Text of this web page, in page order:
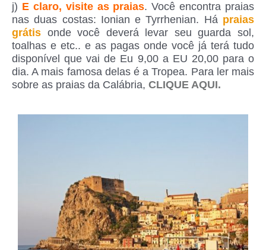
j) E claro, visite as praias. Você encontra praias
nas duas costas: Ionian e Tyrrhenian. Há praias
grátis onde você deverá levar seu guarda sol,
toalhas e etc.. e as pagas onde você já terá tudo
disponível que vai de Eu 9,00 a EU 20,00 para o
dia. A mais famosa delas é a Tropea. Para ler mais
sobre as praias da Calábria, CLIQUE AQUI.